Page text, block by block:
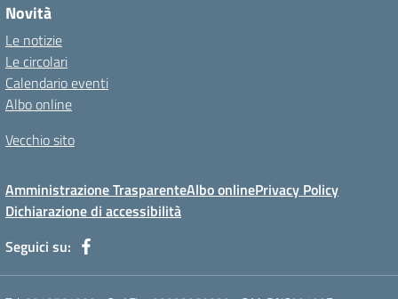
Novità
Le notizie
Le circolari
Calendario eventi
Albo online
Vecchio sito
Amministrazione TrasparenteAlbo onlinePrivacy Policy
Dichiarazione di accessibilità
Seguici su: